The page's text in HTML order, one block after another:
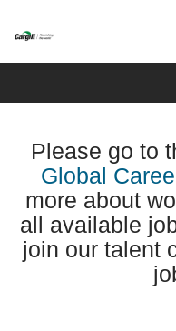
Please go to
Global
more about
all available
join our talent